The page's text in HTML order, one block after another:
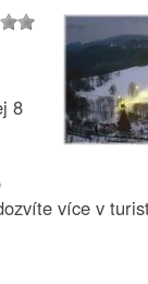
8
více v